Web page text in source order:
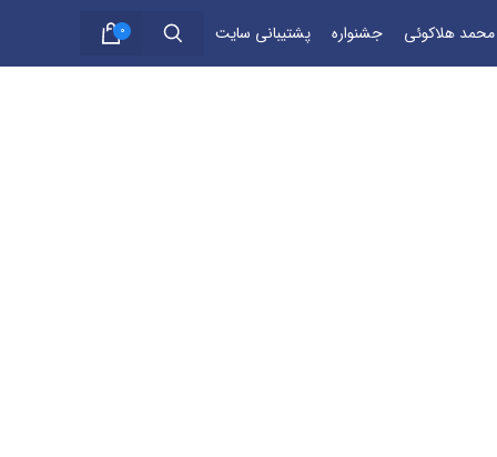
محمد هلاکوئی جشنواره پشتیبانی سایت 0